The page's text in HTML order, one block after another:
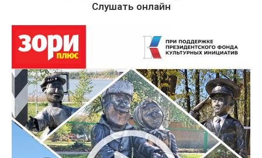
Слушать онлайн